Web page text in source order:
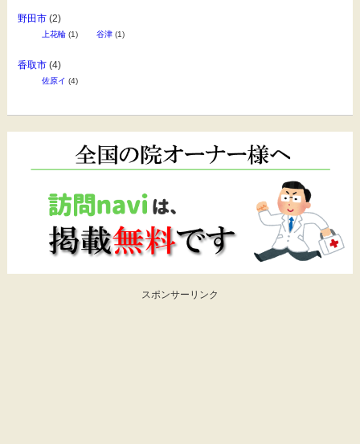
野田市(2)
上花輪(1) 谷津(1)
香取市(4)
佐原イ (4)
スポンサーリンク